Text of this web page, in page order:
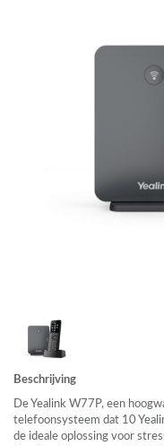
Beschrijving
De Yealink W77P, een
telefoonsysteem dat 10
de ideale oplossing voor